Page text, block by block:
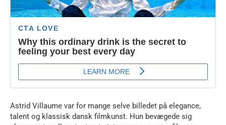
Astrid Villaume var for mange selve billedet på elegance,
talent og klassisk dansk filmkunst. Hun bevægede sig